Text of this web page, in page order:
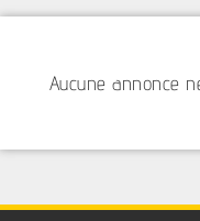
Aucune annonce